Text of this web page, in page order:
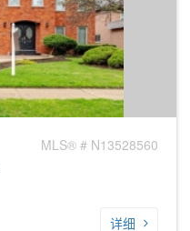
MLS® # N13528560
详细